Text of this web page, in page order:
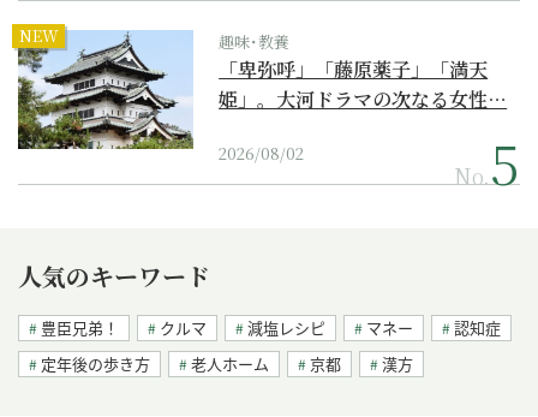
NEW 趣味･教養
「卑弥呼」「藤原薬子」「満天
姫」。大河ドラマの次なる女性…
2026/08/02
No.
人気のキーワード
豊臣兄弟！ クルマ 減塩レシピ マネー
認知症
定年後の歩き方
老人ホーム 京都 漢方